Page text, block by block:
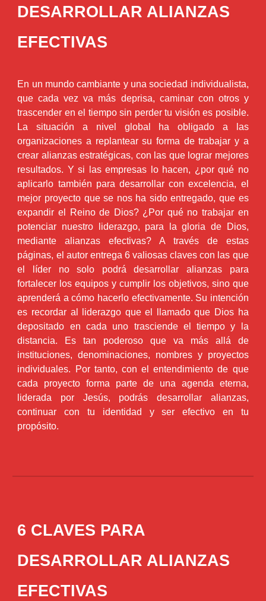
DESARROLLAR ALIANZAS
EFECTIVAS
En un mundo cambiante y una sociedad individualista,
que cada vez va más deprisa, caminar con otros y
trascender en el tiempo sin perder tu visión es posible.
La situación a nivel global ha obligado a las
organizaciones a replantear su forma de trabajar y a
crear alianzas estratégicas, con las que lograr mejores
resultados. Y si las empresas lo hacen, ¿por qué no
aplicarlo también para desarrollar con excelencia, el
mejor proyecto que se nos ha sido entregado, que es
expandir el Reino de Dios? ¿Por qué no trabajar en
potenciar nuestro liderazgo, para la gloria de Dios,
mediante alianzas efectivas? A través de estas
páginas, el autor entrega 6 valiosas claves con las que
el líder no solo podrá desarrollar alianzas para
fortalecer los equipos y cumplir los objetivos, sino que
aprenderá a cómo hacerlo efectivamente. Su intención
es recordar al liderazgo que el llamado que Dios ha
depositado en cada uno trasciende el tiempo y la
distancia. Es tan poderoso que va más allá de
instituciones, denominaciones, nombres y proyectos
individuales. Por tanto, con el entendimiento de que
cada proyecto forma parte de una agenda eterna,
liderada por Jesús, podrás desarrollar alianzas,
continuar con tu identidad y ser efectivo en tu
propósito.
6 CLAVES PARA
DESARROLLAR ALIANZAS
EFECTIVAS